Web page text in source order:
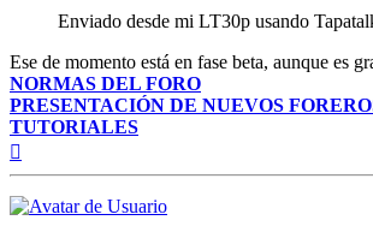
Enviado desde mi LT30p usando
Ese de momento está en fase beta, aunque es
NORMAS DEL FORO
PRESENTACIÓN DE NUEVOS
TUTORIALES